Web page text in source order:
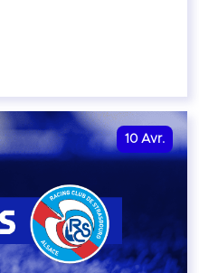
10 Avr.